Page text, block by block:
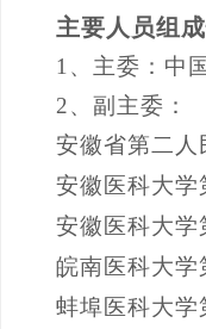
主要人员组
1、 主委：中
2、副主委：
安徽省第二人
安徽医科大学
安徽医科大学
皖南医科大学
蚌埠医科大学